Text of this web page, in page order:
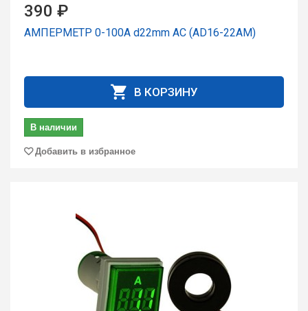
390 ₽
АМПЕРМЕТР 0-100А d22mm AC (AD16-22AM)
В КОРЗИНУ
В наличии
Добавить в избранное